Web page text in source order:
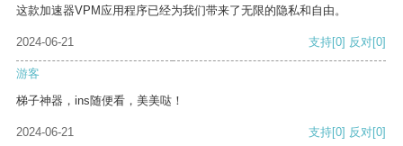
这款加速器VPM应用程序已经为我们带来了无限的隐私和自由。
2024-06-21 支持[0] 反对[0]
游客
梯子神器，ins随便看，美美哒！
2024-06-21 支持[0] 反对[0]